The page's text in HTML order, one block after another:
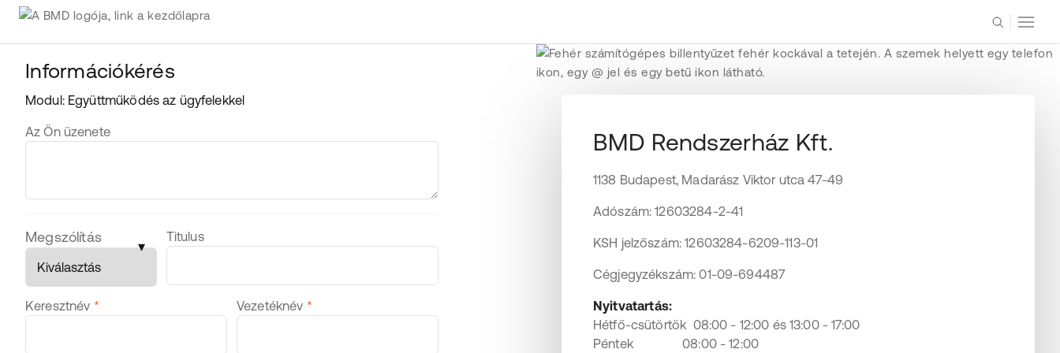
Információkérés
Modul: Együttműködés az ügyfelekkel
Message
Az Ön üzenete
Personal Data
Megszólítás
▾
Titulus
Keresztnév * Vezetéknév *
BMD Rendszerház Kft.
1138 Budapest, Madarász Viktor utca 47-49
Adószám: 12603284-2-41
KSH jelzőszám: 12603284-6209-113-01
Cégjegyzékszám: 01-09-694487
Nyitvatartás:
Hétfő-csütörtök 08:00 - 12:00 és 13:00 - 17:00
Péntek 08:00 - 12:00